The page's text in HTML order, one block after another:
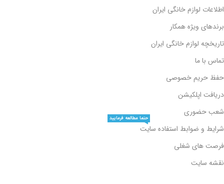
اطلاعات لوازم خانگی ایران
برندهای ویژه همکار
تاریخچه لوازم خانگی ایران
تماس با ما
حفظ حریم خصوصی
دریافت اپلکیشن
شعب حضوری
شرایط و ضوابط استفاده سایت
حتما مطالعه فرمایید
فرصت های شغلی
نقشه سایت